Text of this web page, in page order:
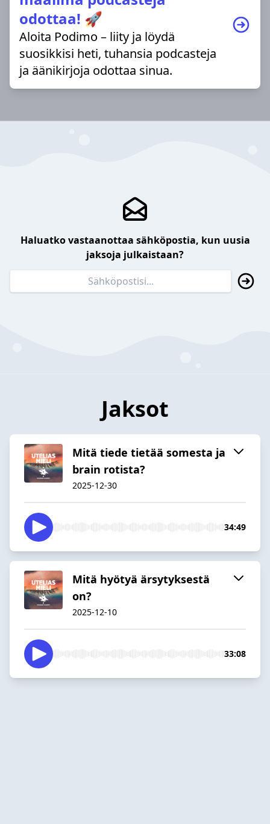
odottaa! 🚀
Aloita Podimo – liity ja löydä
suosikkisi heti, tuhansia podcasteja
ja äänikirjoja odottaa sinua.
Haluatko vastaanottaa sähköpostia, kun uusia
jaksoja julkaistaan?
Jaksot
Mitä tiede tietää somesta ja
brain rotista?
2025-12-30
34:49
Mitä hyötyä ärsytyksestä
on?
2025-12-10
33:08